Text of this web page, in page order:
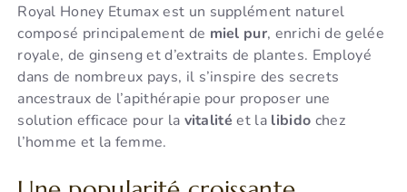
Royal Honey Etumax est un supplément naturel
composé principalement de miel pur, enrichi de gelée
royale, de ginseng et d’extraits de plantes. Employé
dans de nombreux pays, il s’inspire des secrets
ancestraux de l’apithérapie pour proposer une
solution efficace pour la vitalité et la libido chez
l’homme et la femme.